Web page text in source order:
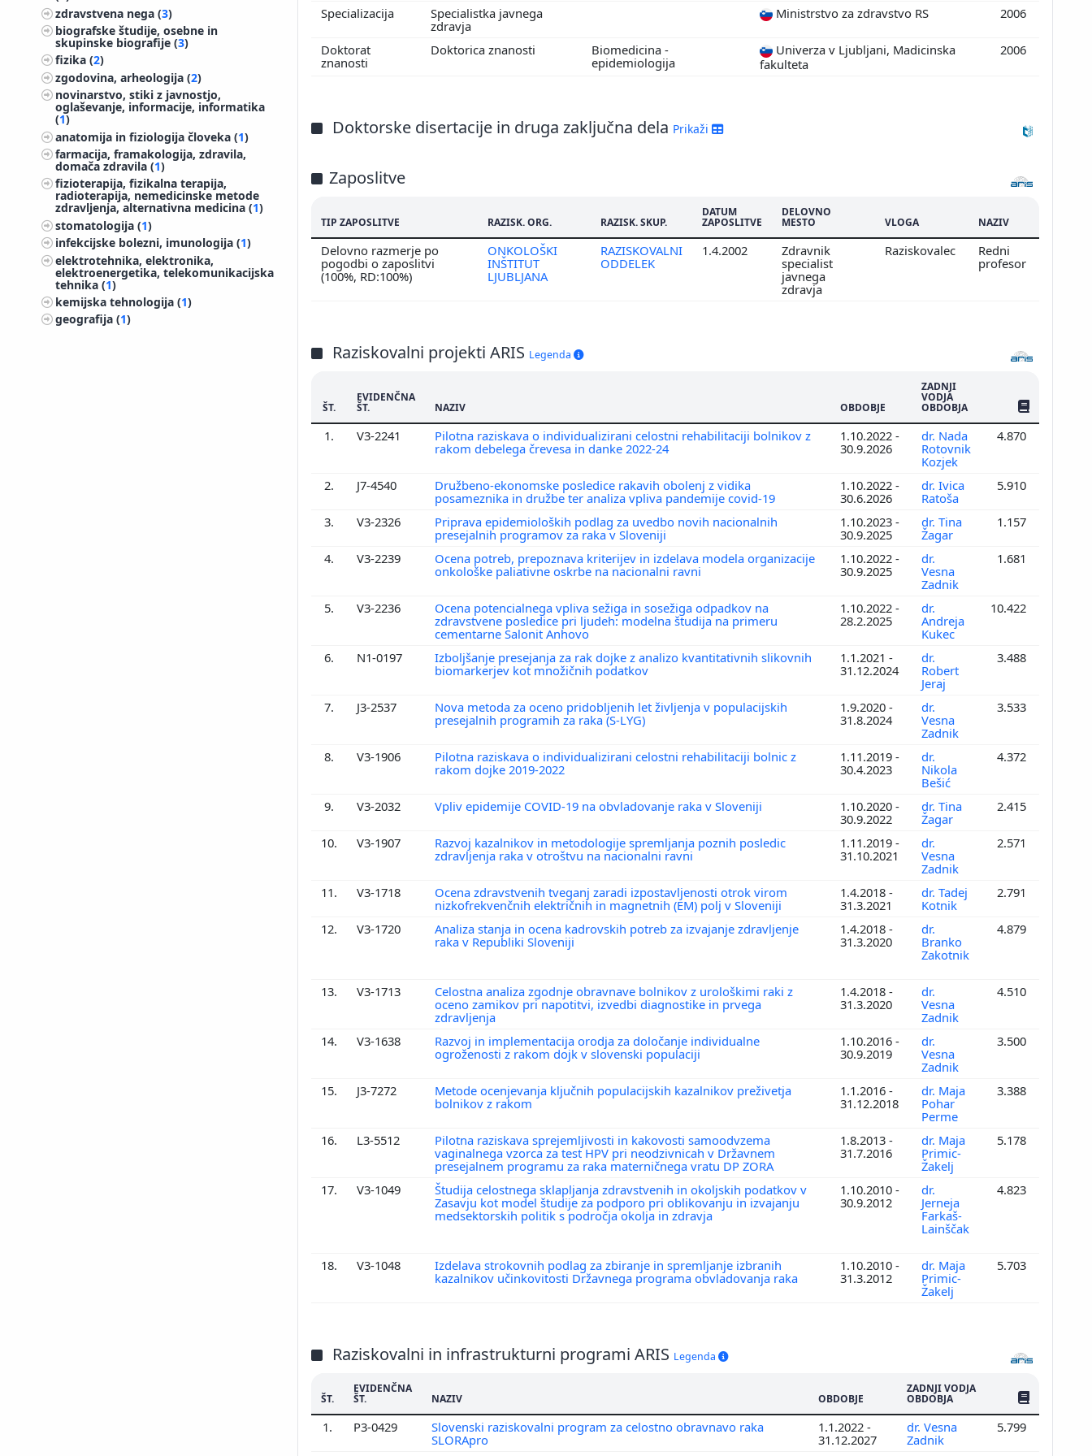
zdravstvena nega (3)
biografske študije, osebne in
skupinske biografije (3)
fizika (2)
zgodovina, arheologija (2)
novinarstvo, stiki z javnostjo,
oglaševanje, informacije, informatika
(1)
anatomija in fiziologija človeka (1)
farmacija, framakologija, zdravila,
domača zdravila (1)
fizioterapija, fizikalna terapija,
radioterapija, nemedicinske metode
zdravljenja, alternativna medicina (1)
stomatologija (1)
infekcijske bolezni, imunologija (1)
elektrotehnika, elektronika,
elektroenergetika, telekomunikacijska
tehnika (1)
kemijska tehnologija (1)
geografija (1)
2007
2009
Specializacija
Specialistka javnega
zdravja
Ministrstvo za zdravstvo RS 2006
Doktorat
znanosti
Doktorica znanosti
Biomedicina -
epidemiologija
Univerza v Ljubljani, Madicinska
fakulteta
2006
Doktorske disertacije in druga zaključna dela Prikaži
Zaposlitve
TIP ZAPOSLITVE RAZISK. ORG. RAZISK. SKUP.
DATUM
ZAPOSLITVE
DELOVNO
MESTO VLOGA NAZIV
Delovno razmerje po
pogodbi o zaposlitvi
(100%, RD:100%)
ONKOLOŠKI
INŠTITUT
LJUBLJANA
RAZISKOVALNI
ODDELEK
1.4.2002
Zdravnik
specialist
javnega
zdravja
Raziskovalec
Redni
profesor
Raziskovalni projekti ARIS Legenda
ŠT.
EVIDENČNA
ŠT. NAZIV OBDOBJE
ZADNJI
VODJA
OBDOBJA ŠTEV.
1. V3-2241
Pilotna raziskava o individualizirani celostni rehabilitaciji bolnikov z
rakom debelega črevesa in danke 2022-24
1.10.2022 -
30.9.2026
dr. Nada
Rotovnik
Kozjek
4.870
2. J7-4540
Družbeno-ekonomske posledice rakavih obolenj z vidika
posameznika in družbe ter analiza vpliva pandemije covid-19
1.10.2022 -
30.6.2026
dr. Ivica
Ratoša
5.910
3. V3-2326
Priprava epidemioloških podlag za uvedbo novih nacionalnih
presejalnih programov za raka v Sloveniji
1.10.2023 -
30.9.2025
dr. Tina
Žagar
1.157
4. V3-2239
Ocena potreb, prepoznava kriterijev in izdelava modela organizacije
onkološke paliativne oskrbe na nacionalni ravni
1.10.2022 -
30.9.2025
dr.
Vesna
Zadnik
1.681
5. V3-2236
Ocena potencialnega vpliva sežiga in sosežiga odpadkov na
zdravstvene posledice pri ljudeh: modelna študija na primeru
cementarne Salonit Anhovo
1.10.2022 -
28.2.2025
dr.
Andreja
Kukec
10.422
6. N1-0197
Izboljšanje presejanja za rak dojke z analizo kvantitativnih slikovnih
biomarkerjev kot množičnih podatkov
1.1.2021 -
31.12.2024
dr.
Robert
Jeraj
3.488
7. J3-2537
Nova metoda za oceno pridobljenih let življenja v populacijskih
presejalnih programih za raka (S-LYG)
1.9.2020 -
31.8.2024
dr.
Vesna
Zadnik
3.533
8. V3-1906
Pilotna raziskava o individualizirani celostni rehabilitaciji bolnic z
rakom dojke 2019-2022
1.11.2019 -
30.4.2023
dr.
Nikola
Bešić
4.372
9. V3-2032 Vpliv epidemije COVID-19 na obvladovanje raka v Sloveniji
1.10.2020 -
30.9.2022
dr. Tina
Žagar
2.415
10. V3-1907
Razvoj kazalnikov in metodologije spremljanja poznih posledic
zdravljenja raka v otroštvu na nacionalni ravni
1.11.2019 -
31.10.2021
dr.
Vesna
Zadnik
2.571
11. V3-1718
Ocena zdravstvenih tveganj zaradi izpostavljenosti otrok virom
nizkofrekvenčnih električnih in magnetnih (EM) polj v Sloveniji
1.4.2018 -
31.3.2021
dr. Tadej
Kotnik
2.791
12. V3-1720
Analiza stanja in ocena kadrovskih potreb za izvajanje zdravljenje
raka v Republiki Sloveniji
1.4.2018 -
31.3.2020
dr.
Branko
Zakotnik
4.879
13. V3-1713
Celostna analiza zgodnje obravnave bolnikov z urološkimi raki z
oceno zamikov pri napotitvi, izvedbi diagnostike in prvega
zdravljenja
1.4.2018 -
31.3.2020
dr.
Vesna
Zadnik
4.510
14. V3-1638
Razvoj in implementacija orodja za določanje individualne
ogroženosti z rakom dojk v slovenski populaciji
1.10.2016 -
30.9.2019
dr.
Vesna
Zadnik
3.500
15. J3-7272
Metode ocenjevanja ključnih populacijskih kazalnikov preživetja
bolnikov z rakom
1.1.2016 -
31.12.2018
dr. Maja
Pohar
Perme
3.388
16. L3-5512
Pilotna raziskava sprejemljivosti in kakovosti samoodvzema
vaginalnega vzorca za test HPV pri neodzivnicah v Državnem
presejalnem programu za raka materničnega vratu DP ZORA
1.8.2013 -
31.7.2016
dr. Maja
Primic-
Žakelj
5.178
17. V3-1049
Študija celostnega sklapljanja zdravstvenih in okoljskih podatkov v
Zasavju kot model študije za podporo pri oblikovanju in izvajanju
medsektorskih politik s področja okolja in zdravja
1.10.2010 -
30.9.2012
dr.
Jerneja
Farkaš-
Lainščak
4.823
18. V3-1048
Izdelava strokovnih podlag za zbiranje in spremljanje izbranih
kazalnikov učinkovitosti Državnega programa obvladovanja raka
1.10.2010 -
31.3.2012
dr. Maja
Primic-
Žakelj
5.703
Raziskovalni in infrastrukturni programi ARIS Legenda
ŠT.
EVIDENČNA
ŠT. NAZIV OBDOBJE
ZADNJI VODJA
OBDOBJA ŠTEV.
1. P3-0429
Slovenski raziskovalni program za celostno obravnavo raka
SLORApro
1.1.2022 -
31.12.2027
dr. Vesna
Zadnik
5.799